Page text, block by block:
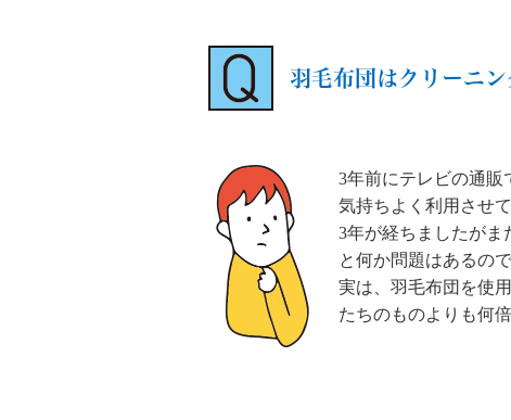
羽毛布団はクリーニ
3年前にテレビの通販
気持ちよく利用させ
3年が経ちましたがま
と何か問題はあるの
実は、羽毛布団を使
たちのものよりも何